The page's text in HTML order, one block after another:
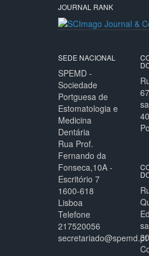
JOURNAL RANK
SEDE NACIONAL
SPEMD -
Sociedade
Portguesa de
Estomatologia e
Medicina
Dentária
Rua Prof.
Fernando da
Fonseca,10A -
Escritório 7
1600-618
Lisboa
Telefone
217520056
secretariado@spemd.pt